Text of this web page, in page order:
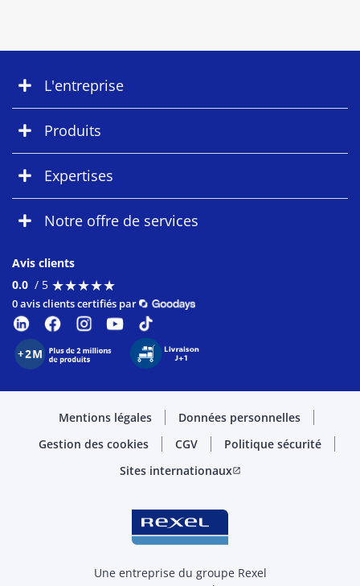
L'entreprise
Produits
Expertises
Notre offre de services
Avis clients
0.0 / 5 ★★★★★
★★★★★
0 avis clients certifiés par
Mentions légales
Données personnelles
Gestion des cookies
CGV
Politique sécurité
Sites internationauxopen_in_new
Une entreprise du groupe Rexel